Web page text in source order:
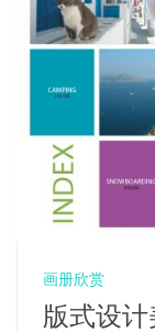
画册欣赏
版式设